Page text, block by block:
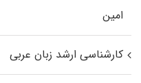
اﻣﻴﻦ
کارشناسی ارشد زبان عربی